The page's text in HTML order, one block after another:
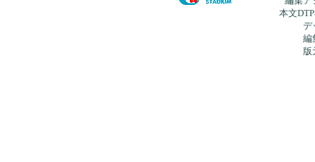
本文
デ
編
版